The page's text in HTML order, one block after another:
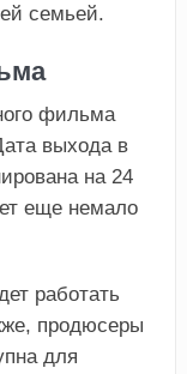
семьей.
фильма
выхода в
на 24
еще немало
работать
продюсеры
для